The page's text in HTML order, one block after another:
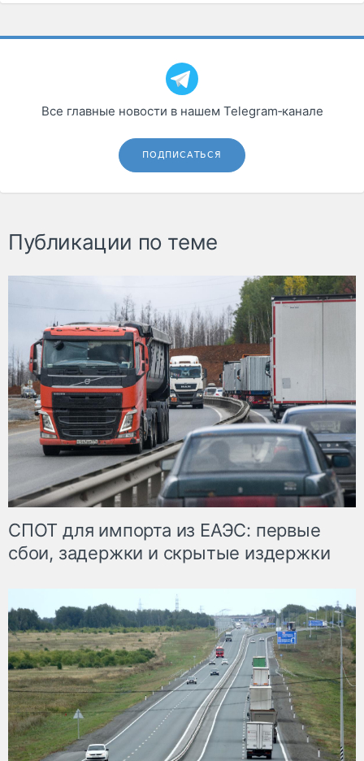
Все главные новости в нашем Telegram‑канале
ПОДПИСАТЬСЯ
Публикации по теме
СПОТ для импорта из ЕАЭС: первые
сбои, задержки и скрытые издержки